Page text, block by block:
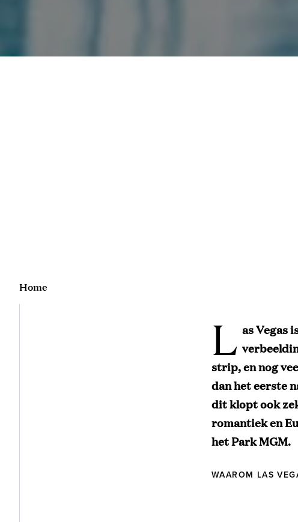
Home
L as Vegas
strip, en nog
dan het eerste
dit klopt ook
romantiek en
het Park MGM.
WAAROM LAS